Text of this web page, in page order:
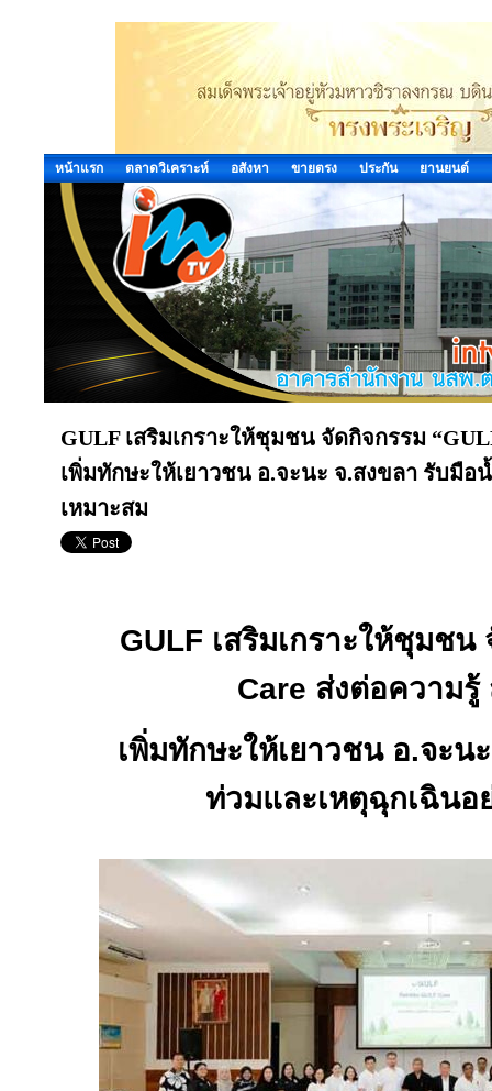
หน้าแรก ตลาดวิเคราะห์ อสังหา ขายตรง ประกัน ยานยนต์
GULF เสริมเกราะให้ชุมชน จัดกิจกรรม
เพิ่มทักษะให้เยาวชน อ.จะนะ จ.สงขลา รับมือ
เหมาะสม
GULF เสริมเกราะให้ชุมช
Care ส่งต่อความ
เพิ่มทักษะให้เยาวชน อ.จะน
ท่วมและเหตุฉุกเฉินอ